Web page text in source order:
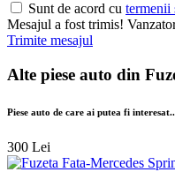
Sunt de acord cu termenii
Mesajul a fost trimis!
Trimite mesajul
Alte piese auto din
Piese auto de care ai putea fi
300 Lei